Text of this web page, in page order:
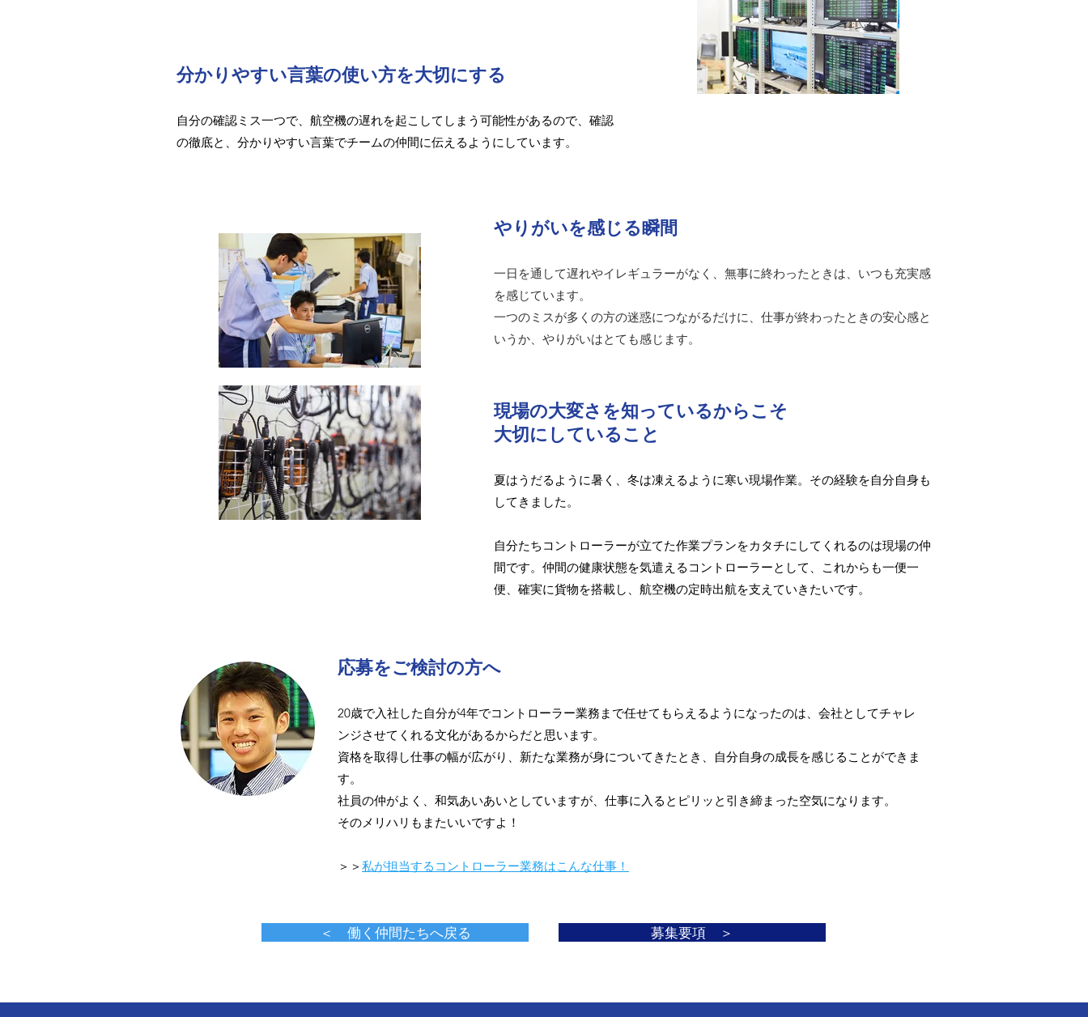
分かりやすい言葉の使い方を大切にする
自分の確認ミス一つで、航空機の遅れを起こしてしまう可能性があるので、確認
の徹底と、分かりやすい言葉でチームの仲間に伝えるようにしています。
やりがいを感じる瞬間
一日を通して遅れやイレギュラーがなく、無事に終わったときは、いつも充実感
を感じています。
一つのミスが多くの方の迷惑につながるだけに、仕事が終わったときの安心感と
いうか、やりがいはとても感じます。
現場の大変さを知っているからこそ
大切にしていること
夏はうだるように暑く、冬は凍えるように寒い現場作業。その経験を自分自身も
してきました。
自分たちコントローラーが立てた作業プランをカタチにしてくれるのは現場の仲
間です。仲間の健康状態を気遣えるコントローラーとして、これからも一便一
便、確実に貨物を搭載し、航空機の定時出航を支えていきたいです。
応募をご検討の方へ
20歳で入社した自分が4年でコントローラー業務まで任せてもらえるようになったのは、会社としてチャレ
ンジさせてくれる文化があるからだと思います。
資格を取得し仕事の幅が広がり、新たな業務が身についてきたとき、自分自身の成長を感じることができま
す。
社員の仲がよく、和気あいあいとしていますが、仕事に入るとピリッと引き締まった空気になります。
そのメリハリもまたいいですよ！
​＞＞ 私が担当するコントローラー業務はこんな仕事！
＜ 働く仲間たちへ戻る 募集要項 ＞